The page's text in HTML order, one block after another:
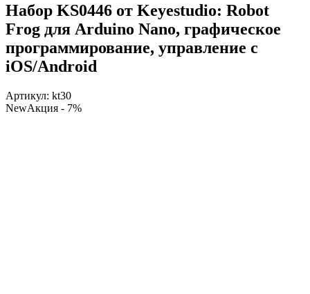
Набор KS0446 от Keyestudio: Robot
Frog для Arduino Nano, графическое
программирование, управление с
iOS/Android
Артикул: kt30
NewАкция - 7%